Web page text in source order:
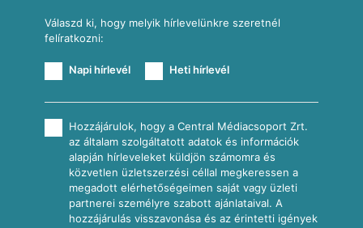
Válaszd ki, hogy melyik hírlevelünkre szeretnél
felíratkozni:
Napi hírlevél Heti hírlevél
Hozzájárulok, hogy a Central Médiacsoport Zrt.
az általam szolgáltatott adatok és információk
alapján hírleveleket küldjön számomra és
közvetlen üzletszerzési céllal megkeressen a
megadott elérhetőségeimen saját vagy üzleti
partnerei személyre szabott ajánlataival. A
hozzájárulás visszavonása és az érintetti igények